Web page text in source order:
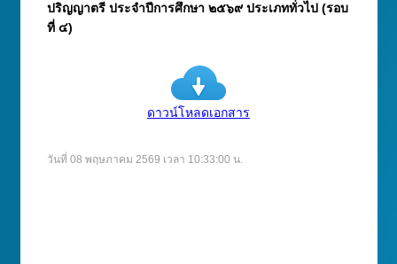
ปริญญาตรี ประจำปีการศึกษา ๒๕๖๙ ประเภททั่วไป (รอบ
ที่ ๔)
ดาวน์โหลดเอกสาร
วันที่ 08 พฤษภาคม 2569 เวลา 10:33:00 น.